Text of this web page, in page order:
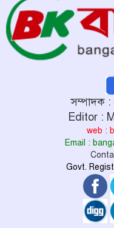
সম্পাদক
Editor :
web :
Email :
Govt.